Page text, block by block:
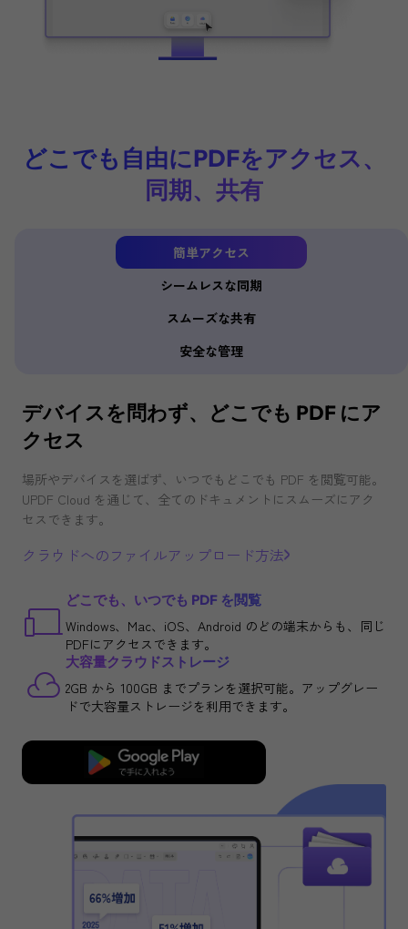
どこでも自由にPDFをアクセス、
同期、共有
簡単アクセス
シームレスな同期
スムーズな共有
安全な管理
デバイスを問わず、どこでも PDF にア
クセス
場所やデバイスを選ばず、いつでもどこでも PDF を閲覧可能。
UPDF Cloud を通じて、全てのドキュメントにスムーズにアク
セスできます。
クラウドへのファイルアップロード方法
どこでも、いつでも PDF を閲覧
Windows、Mac、iOS、Android のどの端末からも、同じ
PDFにアクセスできます。
大容量クラウドストレージ
2GB から 100GB までプランを選択可能。アップグレー
ドで大容量ストレージを利用できます。
クラウドを試す